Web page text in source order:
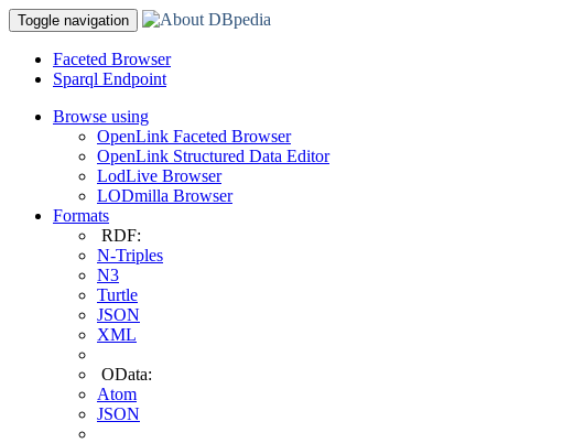
Toggle navigation
Faceted Browser
Sparql Endpoint
Browse using
OpenLink Faceted Browser
OpenLink Structured Data Editor
LodLive Browser
LODmilla Browser
Formats
RDF:
N-Triples
N3
Turtle
JSON
XML
OData:
Atom
JSON